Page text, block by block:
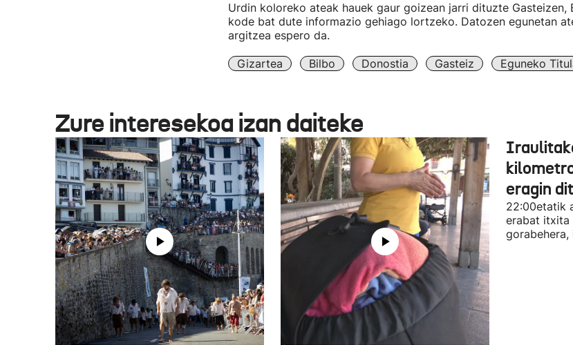
Urdin koloreko ateak hauek gaur goizean jarri dituzte Gasteizen,
kode bat dute informazio gehiago lortzeko. Datozen egunetan
argitzea espero da.
Gizartea Bilbo Donostia Gasteiz Eguneko
Zure interesekoa izan daiteke
eragin
22:00etatik
erabat itxita